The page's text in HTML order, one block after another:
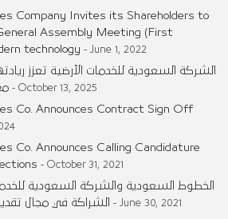
Company Invites its Shareholders to
Assembly Meeting (First
technology - June 1, 2022
الشركة السعودية للخدمات الأرضية تعزز
- October 13, 2025
Co. Announces Contract Sign Off
Co. Announces Calling Candidature
- October 31, 2021
الخطوط السعودية والشركة السعودية
الشراكة في مجال
- June 30, 2021